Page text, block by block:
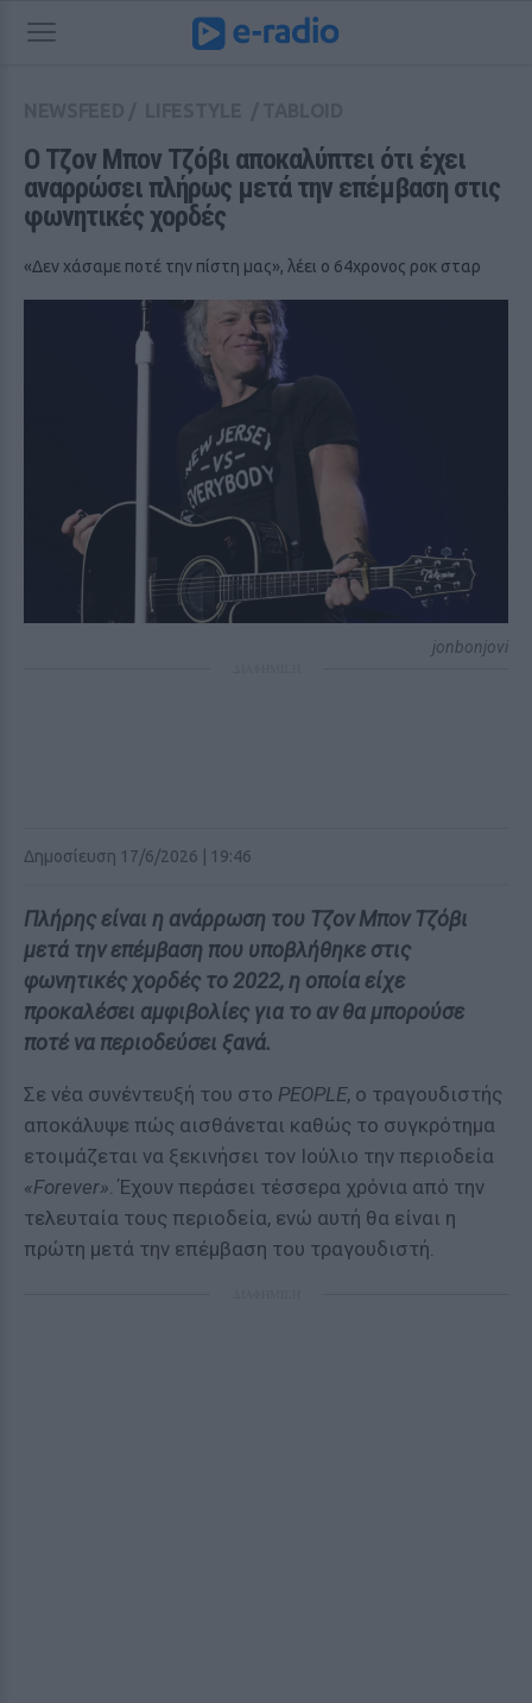
Ο Τζον Μπον Τζόβι αποκαλύπτει ότι έχει
αναρρώσει πλήρως μετά την επέμβαση στις
φωνητικές χορδές
«Δεν χάσαμε ποτέ την πίστη μας», λέει ο 64χρονος ροκ σταρ
jonbonjovi
Δημοσίευση 17/6/2026 | 19:46
Πλήρης είναι η ανάρρωση του Τζον Μπον Τζόβι
μετά την επέμβαση που υποβλήθηκε στις
φωνητικές χορδές το 2022, η οποία είχε
προκαλέσει αμφιβολίες για το αν θα μπορούσε
ποτέ να περιοδεύσει ξανά.
Σε νέα συνέντευξή του στο PEOPLE, ο τραγουδιστής
αποκάλυψε πώς αισθάνεται καθώς το συγκρότημα
ετοιμάζεται να ξεκινήσει τον Ιούλιο την περιοδεία
«Forever». Έχουν περάσει τέσσερα χρόνια από την
τελευταία τους περιοδεία, ενώ αυτή θα είναι η
πρώτη μετά την επέμβαση του τραγουδιστή.